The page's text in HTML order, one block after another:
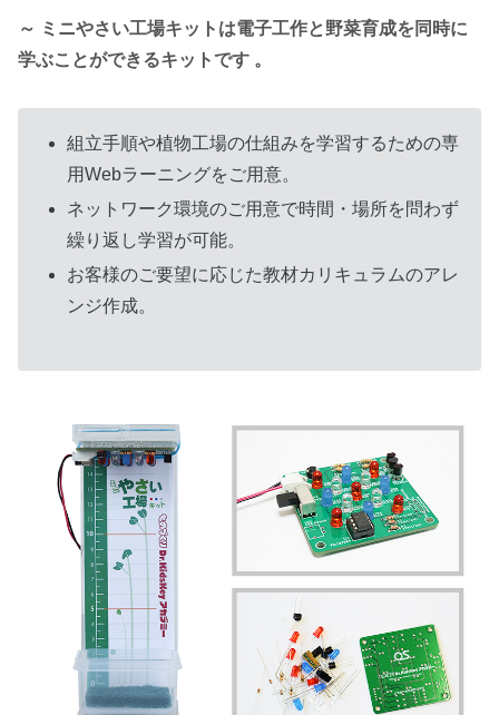
～ ミニやさい工場キットは電子工作と野菜育成を同時に
学ぶことができるキットです 。
組立手順や植物工場の仕組みを学習するための専
用Webラーニングをご用意。
ネットワーク環境のご用意で時間・場所を問わず
繰り返し学習が可能。
お客様のご要望に応じた教材カリキュラムのアレ
ンジ作成。